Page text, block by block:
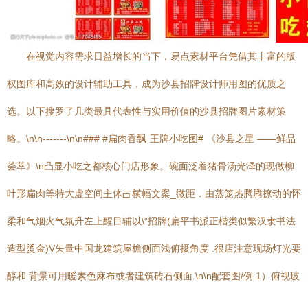
在视觉内容需求日益增长的当下，易点素材平台凭借其丰富的版
权图库和高效的设计辅助工具，成为沙县招牌设计师用图的优质之
选。以下搜罗了几类最具代表性与实用价值的沙县招牌图片素材策
略。\n\n-------\n\n### #扁肉香飘·王牌小吃图# 《沙县之星 ——鲜品
荟萃》\n凸显小吃之都核心门店形象。碗面泛着猪骨汤光泽的现做柳
叶形扁肉等特大虚空间主体占横幅文案_微距．由蒸笼热腾腾撩动的怀
柔和气烟火气氛升左上醒目辅以\”招牌(扁平书派正楷类似繁汉隶书法
造型烫金)V矢量中国龙建筑屋檐侧面浅俯摄角度 .很店注意现场灯光要
醇和 背景可用暖素色麻布或者建筑砖石侧面.\n\n配套图/例.1）俯视玻